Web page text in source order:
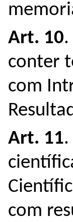
Art. 10
conter
com
Art. 11
com